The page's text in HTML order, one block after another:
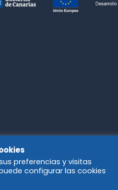
preferencias y visitas
configurar las cookies